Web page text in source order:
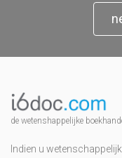
de wetenshappelijke
Indien u